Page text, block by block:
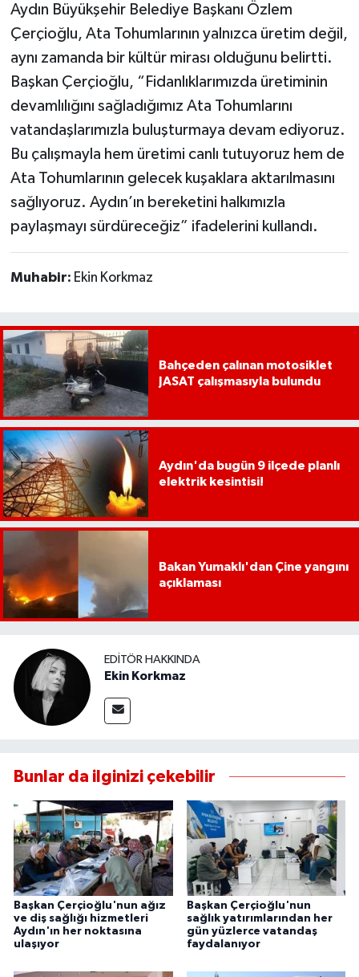
Aydın Büyükşehir Belediye Başkanı Özlem
Çerçioğlu, Ata Tohumlarının yalnızca üretim değil,
aynı zamanda bir kültür mirası olduğunu belirtti.
Başkan Çerçioğlu, “Fidanlıklarımızda üretiminin
devamlılığını sağladığımız Ata Tohumlarını
vatandaşlarımızla buluşturmaya devam ediyoruz.
Bu çalışmayla hem üretimi canlı tutuyoruz hem de
Ata Tohumlarının gelecek kuşaklara aktarılmasını
sağlıyoruz. Aydın’ın bereketini halkımızla
paylaşmayı sürdüreceğiz” ifadelerini kullandı.
Muhabir: Ekin Korkmaz
Bahçeden çalınan motosiklet
JASAT çalışmasıyla bulundu
Aydın'da bugün 9 ilçede planlı
elektrik kesintisi!
Bakan Yumaklı'dan Çine yangını
açıklaması
EDITÖR HAKKINDA
Ekin Korkmaz
Bunlar da ilginizi çekebilir
Başkan Çerçioğlu'nun ağız
ve diş sağlığı hizmetleri
Aydın'ın her noktasına
ulaşıyor
Başkan Çerçioğlu'nun
sağlık yatırımlarından her
gün yüzlerce vatandaş
faydalanıyor
UŞAK
YURT